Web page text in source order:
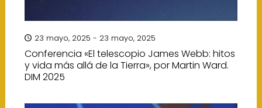
23 mayo, 2025 - 23 mayo, 2025
Conferencia «El telescopio James Webb: hitos
y vida más allá de la Tierra», por Martin Ward.
DIM 2025